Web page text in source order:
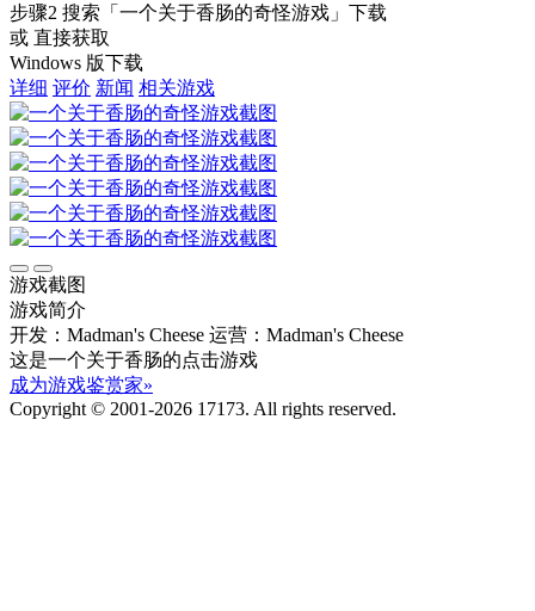
步骤2 搜索 「一个关于香肠的奇怪游戏」 下载
或 直接获取
Windows 版下载
详细 评价 新闻 相关游戏
游戏截图
游戏简介
开发：Madman's Cheese 运营：Madman's Cheese
这是一个关于香肠的点击游戏
成为游戏鉴赏家»
Copyright © 2001-2026 17173. All rights reserved.